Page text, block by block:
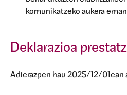
komunikatzeko aukera
Deklarazioa
Adierazpen hau 2025/12/01ean